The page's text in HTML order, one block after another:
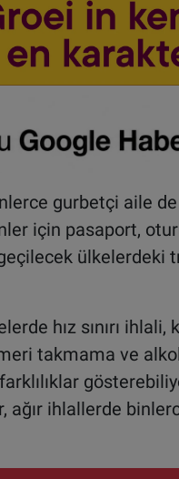
gurbetçi aile
için pasaport,
ülkelerdeki
hız sınırı ihlali,
takmama ve
ağır ihlallerde